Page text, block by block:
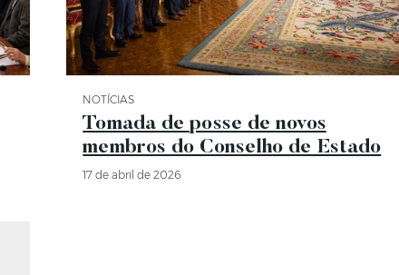
Categoria Notícias
NOTÍCIAS
Tomada de posse de novos
membros do Conselho de Estado
17 de abril de 2026